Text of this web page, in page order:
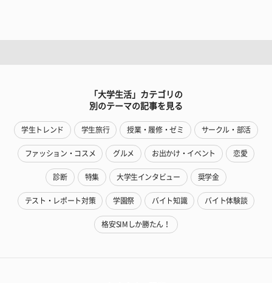
「大学生活」カテゴリの
別のテーマの記事を見る
学生トレンド 学生旅行 授業・履修・ゼミ サークル・部活
ファッション・コスメ グルメ お出かけ・イベント 恋愛
診断 特集 大学生インタビュー 奨学金
テスト・レポート対策 学園祭 バイト知識 バイト体験談
格安SIMしか勝たん！